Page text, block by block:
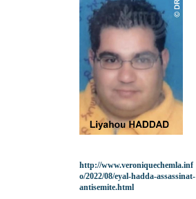
http://www.veroniquechemla.inf
o/2022/08/eyal-hadda-assassinat-
antisemite.html